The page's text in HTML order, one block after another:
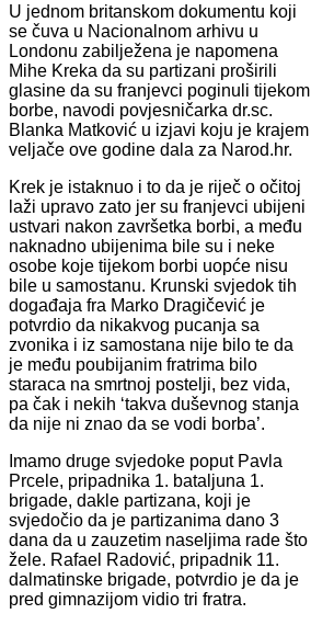
U jednom britanskom dokumentu koji
se čuva u Nacionalnom arhivu u
Londonu zabilježena je napomena
Mihe Kreka da su partizani proširili
glasine da su franjevci poginuli tijekom
borbe, navodi povjesničarka dr.sc.
Blanka Matković u izjavi koju je krajem
veljače ove godine dala za Narod.hr.
Krek je istaknuo i to da je riječ o očitoj
laži upravo zato jer su franjevci ubijeni
ustvari nakon završetka borbi, a među
naknadno ubijenima bile su i neke
osobe koje tijekom borbi uopće nisu
bile u samostanu. Krunski svjedok tih
događaja fra Marko Dragičević je
potvrdio da nikakvog pucanja sa
zvonika i iz samostana nije bilo te da
je među poubijanim fratrima bilo
staraca na smrtnoj postelji, bez vida,
pa čak i nekih ‘takva duševnog stanja
da nije ni znao da se vodi borba’.
Imamo druge svjedoke poput Pavla
Prcele, pripadnika 1. bataljuna 1.
brigade, dakle partizana, koji je
svjedočio da je partizanima dano 3
dana da u zauzetim naseljima rade što
žele. Rafael Radović, pripadnik 11.
dalmatinske brigade, potvrdio je da je
pred gimnazijom vidio tri fratra.